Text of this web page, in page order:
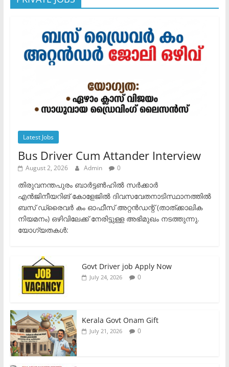
Latest Jobs
Bus Driver Cum Attander Interview
August 2, 2026 Admin 0
തിരുവനന്തപുരം ബാർട്ടൺഹിൽ സർക്കാർ
എൻജിനീയറിങ് കോളേജിൽ ദിവസവേതനാടിസ്ഥാനത്തിൽ
ബസ് ഡ്രൈവർ കം ഓഫീസ് അറ്റൻഡന്റ് (താത്ക്കാലിക
നിയമനം) ഒഴിവിലേക്ക് നേരിട്ടുള്ള അഭിമുഖം നടത്തുന്നു.​
യോഗ്യതകൾ:
Govt Driver job Apply Now
July 24, 2026 0
Kerala Govt Onam Gift
July 21, 2026 0